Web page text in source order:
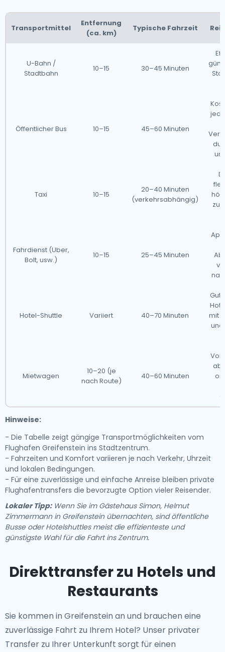
Transportmittel
Entfernung
(ca. km)
Typische Fahrzeit
U-Bahn /
Stadtbahn
10–15 30–45 Minuten
Öffentlicher Bus 10–15 45–60 Minuten
Taxi 10–15
20–40 Minuten
(verkehrsabhängig)
zu
Fahrdienst (Uber,
Bolt, usw.)
10–15 25–45 Minuten
Hotel-Shuttle Variiert 40–70 Minuten
Gut
mit
Mietwagen
10–20 (je
nach Route)
40–60 Minuten
Hinweise:
- Die Tabelle zeigt gängige Transportmöglichkeiten vom
Flughafen Greifenstein ins Stadtzentrum.
- Fahrzeiten und Komfort variieren je nach Verkehr, Uhrzeit
und lokalen Bedingungen.
- Für eine zuverlässige und einfache Anreise bleiben private
Flughafentransfers die bevorzugte Option vieler Reisender.
Lokaler Tipp:Wenn Sie im Gästehaus Simon, Helmut
Zimmermann in Greifenstein übernachten, sind öffentliche
Busse oder Hotelshuttles meist die effizienteste und
günstigste Wahl für die Fahrt ins Zentrum.
Direkttransfer zu Hotels und
Restaurants
Sie kommen in Greifenstein an und brauchen eine
zuverlässige Fahrt zu Ihrem Hotel? Unser privater
Transfer zu Ihrer Unterkunft sorgt für einen